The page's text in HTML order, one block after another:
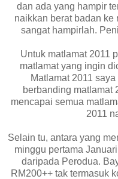
dan ada yang hampir
naikkan berat badan ke
sangat hampirlah.
Untuk matlamat 2011
matlamat yang ingin
Matlamat 2011
berbanding matlamat
mencapai semua
2011
Selain tu, antara yang
minggu pertama
daripada Perodua.
RM200++ tak termasuk